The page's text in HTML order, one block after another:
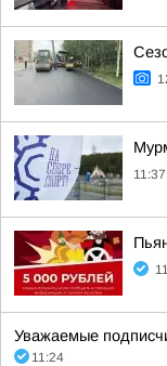
11:37
Уважаемые
11:24